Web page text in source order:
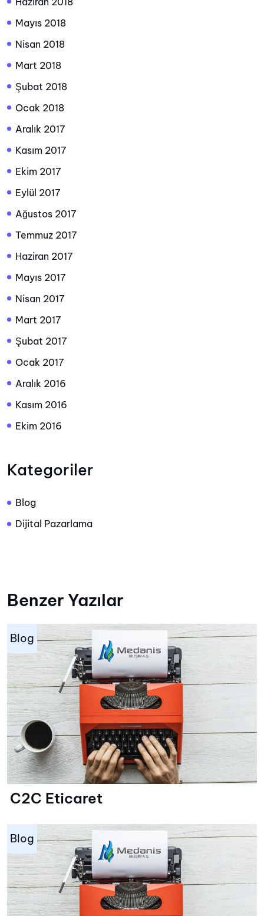
Mayıs 2018
Nisan 2018
Mart 2018
Şubat 2018
Ocak 2018
Aralık 2017
Kasım 2017
Ekim 2017
Eylül 2017
Ağustos 2017
Temmuz 2017
Haziran 2017
Mayıs 2017
Nisan 2017
Mart 2017
Şubat 2017
Ocak 2017
Aralık 2016
Kasım 2016
Ekim 2016
Kategoriler
Blog
Dijital Pazarlama
Benzer Yazılar
Blog
C2C Eticaret
Blog